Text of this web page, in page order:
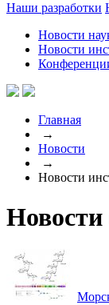
Наши разработки
Новости
Новости
Главная
→
Новости
→
Новости
Новости